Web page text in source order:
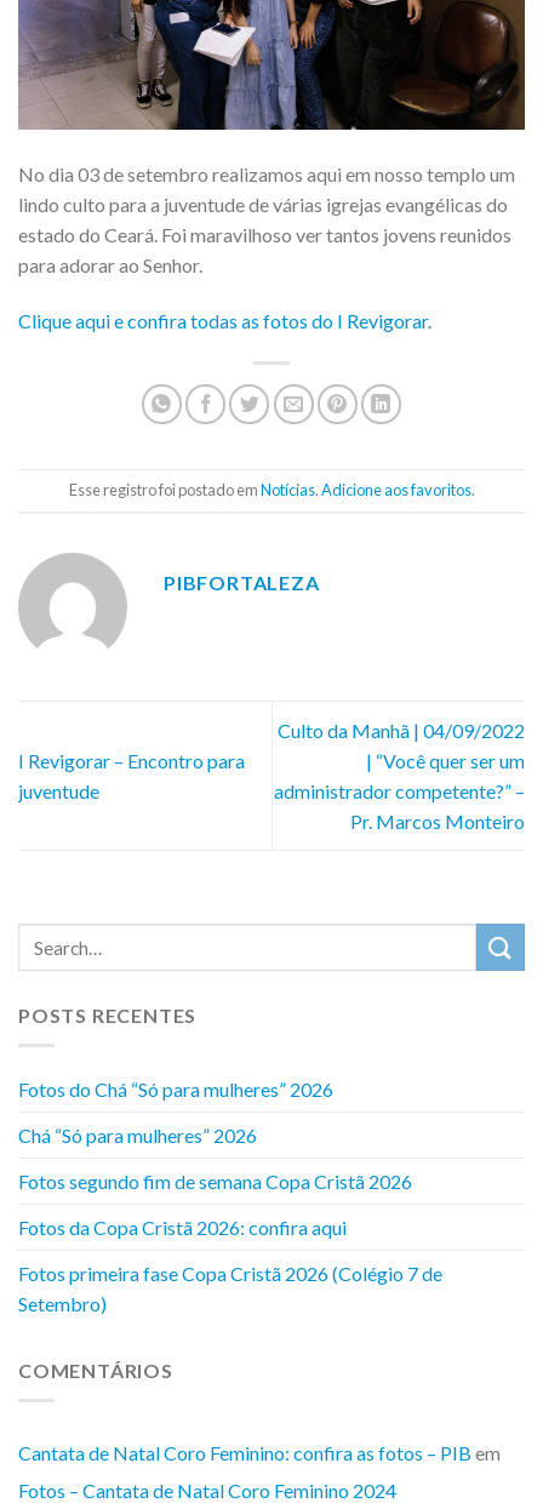
No dia 03 de setembro realizamos aqui em nosso templo um
lindo culto para a juventude de várias igrejas evangélicas do
estado do Ceará. Foi maravilhoso ver tantos jovens reunidos
para adorar ao Senhor.
Clique aqui e confira todas as fotos do I Revigorar.
Esse registro foi postado emNotícias.Adicione aos favoritos.
PIBFORTALEZA
I Revigorar – Encontro para
juventude
Culto da Manhã | 04/09/2022
| “Você quer ser um
administrador competente?” –
Pr. Marcos Monteiro
POSTS RECENTES
Fotos do Chá “Só para mulheres” 2026
Chá “Só para mulheres” 2026
Fotos segundo fim de semana Copa Cristã 2026
Fotos da Copa Cristã 2026: confira aqui
Fotos primeira fase Copa Cristã 2026 (Colégio 7 de
Setembro)
COMENTÁRIOS
Cantata de Natal Coro Feminino: confira as fotos – PIB em
Fotos – Cantata de Natal Coro Feminino 2024